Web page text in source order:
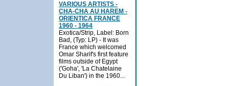
VARIOUS ARTISTS -
CHA-CHA AU HAREM -
ORIENTICA FRANCE
1960 - 1964
Exotica/Strip, Label: Born
Bad, (Typ: LP) - It was
France which welcomed
Omar Sharif's first feature
films outside of Egypt
('Goha', 'La Chatelaine
Du Liban') in the 1960...